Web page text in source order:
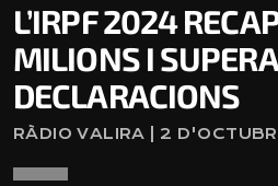
L’IRPF 2024
MILIONS I
DECLARACIONS
RÀDIO VALIRA | 2